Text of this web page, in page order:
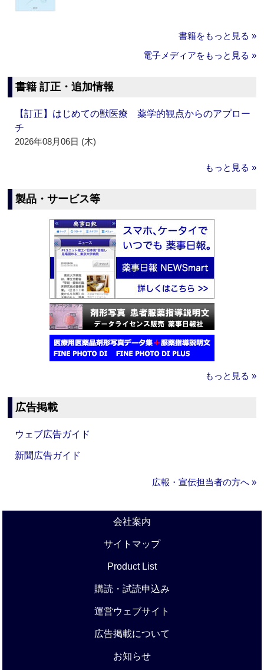
書籍をもっと見る »
電子メディアをもっと見る »
書籍 訂正・追加情報
【訂正】はじめての獣医療 薬学的観点からのアプロー
チ
2026年08月06日 (木)
もっと見る »
製品・サービス等
もっと見る »
広告掲載
ウェブ広告ガイド
新聞広告ガイド
広報・宣伝担当者の方へ »
会社案内
サイトマップ
Product List
購読・試読申込み
運営ウェブサイト
広告掲載について
お知らせ